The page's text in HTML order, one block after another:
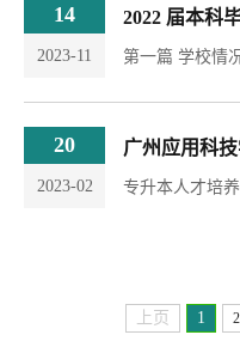
14
2023-11
2022 届本科
20
2023-02
上页 1 2